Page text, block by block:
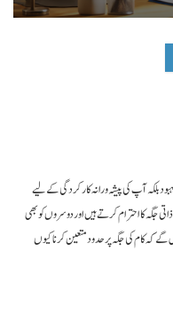
بلکہ آپ کی پیشہ ورانہ کارکردگی کے لیے
جگہ کا احترام کرتے ہیں اور دوسروں کو بھی
کہ کام کی جگہ پر حدود متعین کرنا کیوں